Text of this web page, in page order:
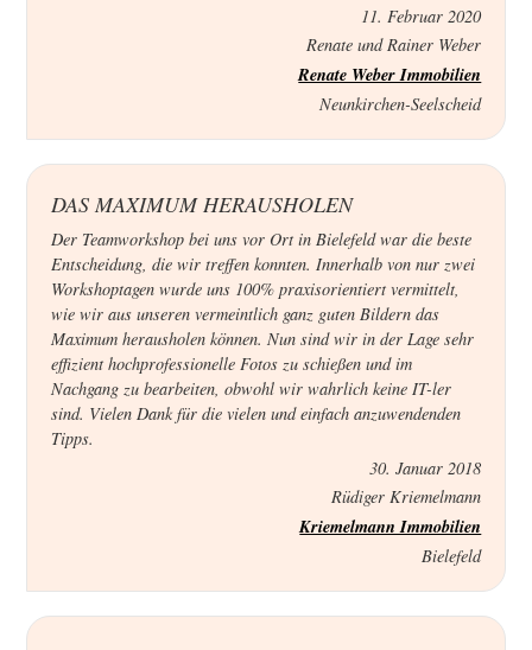
11. Februar 2020
Renate und Rainer Weber
Renate Weber Immobilien
Neunkirchen-Seelscheid
DAS MAXIMUM HERAUSHOLEN
Der Teamworkshop bei uns vor Ort in Bielefeld war die beste
Entscheidung, die wir treffen konnten. Innerhalb von nur zwei
Workshoptagen wurde uns 100% praxisorientiert vermittelt,
wie wir aus unseren vermeintlich ganz guten Bildern das
Maximum herausholen können. Nun sind wir in der Lage sehr
effizient hochprofessionelle Fotos zu schießen und im
Nachgang zu bearbeiten, obwohl wir wahrlich keine IT-ler
sind. Vielen Dank für die vielen und einfach anzuwendenden
Tipps.
30. Januar 2018
Rüdiger Kriemelmann
Kriemelmann Immobilien
Bielefeld